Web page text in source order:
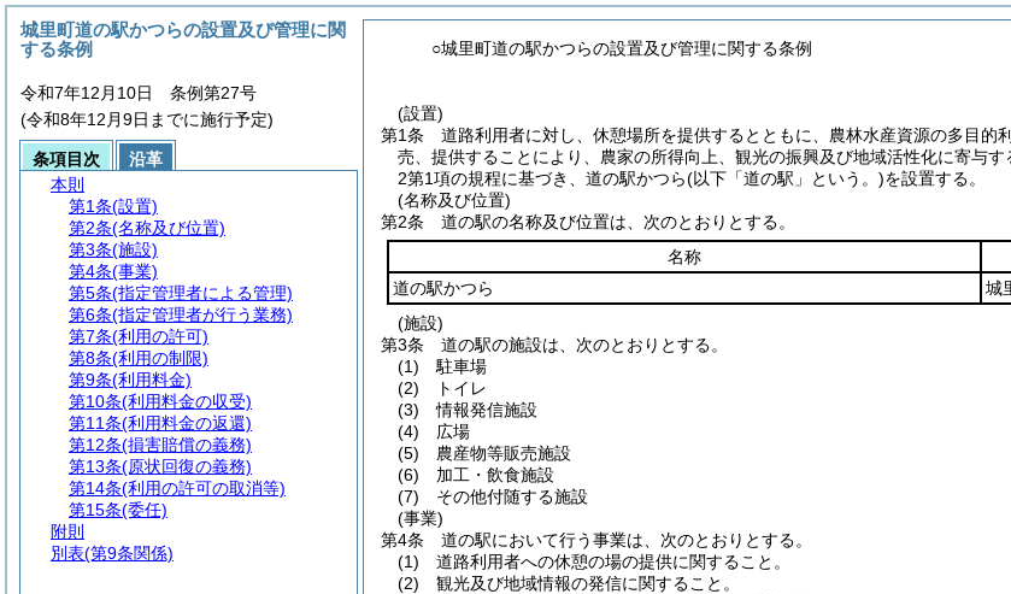
○城里町道の駅かつらの設置及び管理に関する条例
(設置)
第1条
道路利用者に対し、休憩場所を提供するとともに、農林水産資源の多目
売、提供することにより、農家の所得向上、観光の振興及び地域活性化に寄与
2第1項の規程に基づき、道の駅かつら(以下「道の駅」という。)を設置する。
(名称及び位置)
第2条
道の駅の名称及び位置は、次のとおりとする。
名称
道の駅かつら
城
(施設)
第3条
道の駅の施設は、次のとおりとする。
(1)
駐車場
(2)
トイレ
(3)
情報発信施設
(4)
広場
(5)
農産物等販売施設
(6)
加工・飲食施設
(7)
その他付随する施設
(事業)
第4条
道の駅において行う事業は、次のとおりとする。
(1)
道路利用者への休憩の場の提供に関すること。
(2)
観光及び地域情報の発信に関すること。
城里町道の駅かつらの設置及び管理に関
する条例
令和7年12月10日 条例第27号
(令和8年12月9日までに施行予定)
条項目次
沿革
本則
第1条(設置)
第2条(名称及び位置)
第3条(施設)
第4条(事業)
第5条(指定管理者による管理)
第6条(指定管理者が行う業務)
第7条(利用の許可)
第8条(利用の制限)
第9条(利用料金)
第10条(利用料金の収受)
第11条(利用料金の返還)
第12条(損害賠償の義務)
第13条(原状回復の義務)
第14条(利用の許可の取消等)
第15条(委任)
附則
別表(第9条関係)